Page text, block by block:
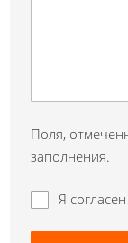
Поля,
заполнения.
Я